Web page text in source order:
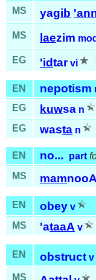
MS
yagib
MS laezim
EG
'idtar vi
EN nepotism
EG
kuwsa n
EG wasta n
EN no... part
MS
mamnooA
EN obey v
MS
'ataaA v
EN obstruct v
MS